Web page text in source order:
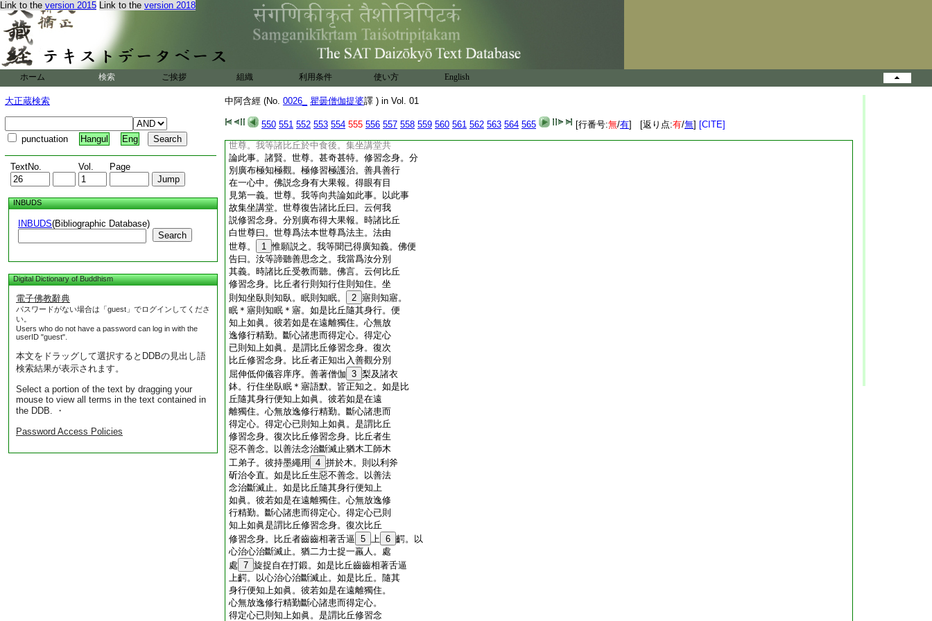
Link to the version 2015 Link to the version 2018
ホーム 検索 ご挨拶 組織 利用条件 使い方 English
大正蔵検索
punctuation Hangul Eng
TextNo. Vol. Page
INBUDS
INBUDS(Bibliographic Database)
Search
Digital Dictionary of Buddhism
電子佛教辭典
パスワードがない場合は「guest」でログインしてくださ
い。
Users who do not have a password can log in with the
userID "guest".
本文をドラッグして選択するとDDBの見出し語
検索結果が表示されます。
Select a portion of the text by dragging your
mouse to view all terms in the text contained in
the DDB. ・
Password Access Policies
中阿含經 (No. 0026_ 瞿曇僧伽提婆譯 ) in Vol. 01
550 551 552 553 554 555 556 557 558 559 560 561 562 563 564 565 [行番号:無/有] [返り点:有/無] [CITE]
甚特。修習念身。分別廣布極知極觀。極修習
極護治。善具善行在一心中。佛説念身有大
果報。得眼有目見第一義。爾時世尊在於
宴坐以淨天耳出過於人。聞諸比丘於中
食後。集坐講堂共論此事。諸賢。世尊甚奇
甚特。修習念身。分別廣布極知極觀。極修習
極護治。善具善行在一心中。佛説念身有
大果報。得眼有目見第一義。世尊聞已則於
晡時從＊宴坐起。往詣講堂比丘衆前敷
座而坐。爾時世尊告諸比丘。汝等向共論何
世尊。我等諸比丘於中食後。集坐講堂共
論此事。諸賢。世尊。甚奇甚特。修習念身。分
別廣布極知極觀。極修習極護治。善具善行
在一心中。佛説念身有大果報。得眼有目
見第一義。世尊。我等向共論如此事。以此事
故集坐講堂。世尊復告諸比丘曰。云何我
説修習念身。分別廣布得大果報。時諸比丘
白世尊曰。世尊爲法本世尊爲法主。法由
世尊。
1 惟願説之。我等聞已得廣知義。佛便
告曰。汝等諦聽善思念之。我當爲汝分別
其義。時諸比丘受教而聽。佛言。云何比丘
修習念身。比丘者行則知行住則知住。坐
則知坐臥則知臥。眠則知眠。
2 寤則知寤。
眠＊寤則知眠＊寤。如是比丘隨其身行。便
知上如眞。彼若如是在遠離獨住。心無放
逸修行精勤。斷心諸患而得定心。得定心
已則知上如眞。是謂比丘修習念身。復次
比丘修習念身。比丘者正知出入善觀分別
屈伸低仰儀容庠序。善著僧伽 3 梨及諸衣
鉢。行住坐臥眠＊寤語默。皆正知之。如是比
丘隨其身行便知上如眞。彼若如是在遠
離獨住。心無放逸修行精勤。斷心諸患而
得定心。得定心已則知上如眞。是謂比丘
修習念身。復次比丘修習念身。比丘者生
惡不善念。以善法念治斷滅止猶木工師木
工弟子。彼持墨繩用
4 拼於木。則以利斧
斫治令直。如是比丘生惡不善念。以善法
念治斷滅止。如是比丘隨其身行便知上
如眞。彼若如是在遠離獨住。心無放逸修
行精勤。斷心諸患而得定心。得定心已則
知上如眞是謂比丘修習念身。復次比丘
修習念身。比丘者齒齒相著舌逼 5 上 6 齶。以
心治心治斷滅止。猶二力士捉一羸人。處
處 7 旋捉自在打鍛。如是比丘齒齒相著舌逼
上齶。以心治心治斷滅止。如是比丘。隨其
身行便知上如眞。彼若如是在遠離獨住。
心無放逸修行精勤斷心諸患而得定心。
得定心已則知上如眞。是謂比丘修習念